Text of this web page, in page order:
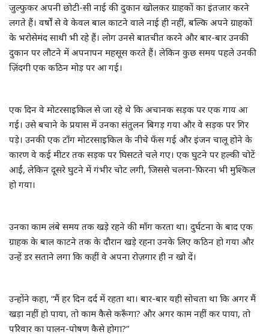
ब्रेकिंग न्यूज
क्राइम न्यूज
ब्लॉग
उत्तर प्रदेश
हमारे बारे में
संपर्क करें
सवाल डंके की चोट पर
लाइफ स्टाइल
डंकाराम लाइव
जुल्फुकर अपनी छोटी-सी नाई की दुकान खोलकर ग्राहकों का इंतजार करने
लगते हैं। वर्षों से वे केवल बाल काटने वाले नाई ही नहीं, बल्कि अपने ग्राहकों
के भरोसेमंद साथी भी रहे हैं। लोग उनसे बातचीत करने और बार-बार उनकी
दुकान पर लौटने में अपनापन महसूस करते हैं। लेकिन कुछ समय पहले उनकी
ज़िंदगी एक कठिन मोड़ पर आ गई।
एक दिन वे मोटरसाइकिल से जा रहे थे कि अचानक सड़क पर एक गाय आ
गई। उसे बचाने के प्रयास में उनका संतुलन बिगड़ गया और वे सड़क पर गिर
पड़े। उनकी एक टाँग मोटरसाइकिल के नीचे फँस गई और इंजन चालू होने के
कारण वे कई मीटर तक सड़क पर घिसटते चले गए। एक घुटने पर हल्की चोटें
आईं, लेकिन दूसरे घुटने में गंभीर चोट लगी, जिससे चलना-फिरना भी मुश्किल
हो गया।
उनका काम लंबे समय तक खड़े रहने की माँग करता था। दुर्घटना के बाद एक
ग्राहक के बाल काटने तक के दौरान खड़े रहना उनके लिए कठिन हो गया और
उन्हें डर सताने लगा कि कहीं वे अपना रोज़गार ही न खो दें।
उन्होंने कहा, “मैं हर दिन दर्द में रहता था। बार-बार यही सोचता था कि अगर मैं
खड़ा नहीं हो पाया, तो काम कैसे करूँगा? और अगर काम नहीं कर पाया, तो
परिवार का पालन-पोषण कैसे होगा?”